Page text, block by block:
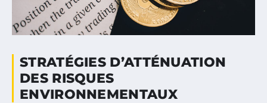
STRATÉGIES D’ATTÉNUATION
DES RISQUES
ENVIRONNEMENTAUX